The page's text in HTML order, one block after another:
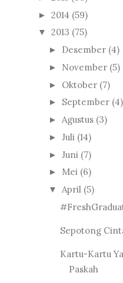
► 2014 (59)
▼ 2013 (75)
► Desember (4)
► November (5)
► Oktober (7)
► September (4)
► Agustus (3)
► Juli (14)
► Juni (7)
► Mei (6)
▼ April (5)
Sepotong
Kartu-Kartu
Paskah